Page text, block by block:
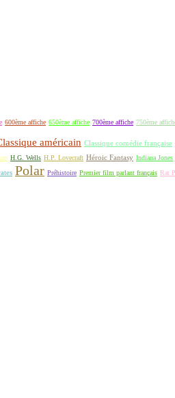
600ème affiche 650ème affiche 700ème affiche 750ème
américain Classique comédie française
H.G. Wells H.P. Lovecraft Héroic Fantasy Indiana Jones
Polar Préhistoire Premier film parlant français Rat